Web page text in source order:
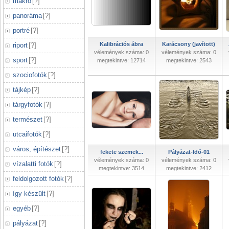
panoráma [?]
portré [?]
riport [?]
sport [?]
szociofotók [?]
tájkép [?]
tárgyfotók [?]
természet [?]
utcaifotók [?]
város, építészet [?]
vízalatti fotók [?]
feldolgozott fotók [?]
így készült [?]
egyéb [?]
pályázat [?]
Kalibrációs ábra
vélemények száma: 0
megtekintve: 12714
Karácsony (javított)
vélemények száma: 0
megtekintve: 2543
fekete szemek...
vélemények száma: 0
megtekintve: 3514
Pályázat-Idő-01
vélemények száma: 0
megtekintve: 2412